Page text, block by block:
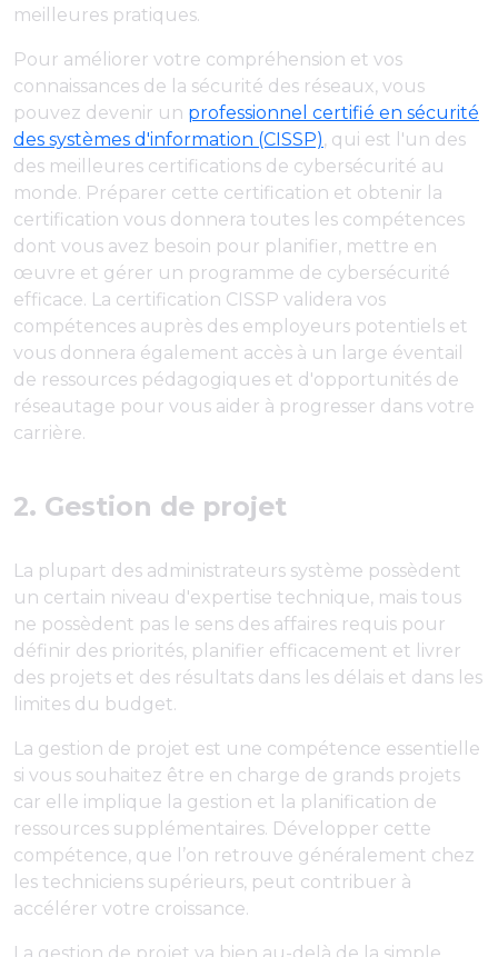
meilleures pratiques.
Pour améliorer votre compréhension et vos
connaissances de la sécurité des réseaux, vous
pouvez devenir un professionnel certifié en sécurité
des systèmes d'information (CISSP), qui est l'un des
des meilleures certifications de cybersécurité au
monde. Préparer cette certification et obtenir la
certification vous donnera toutes les compétences
dont vous avez besoin pour planifier, mettre en
œuvre et gérer un programme de cybersécurité
efficace. La certification CISSP validera vos
compétences auprès des employeurs potentiels et
vous donnera également accès à un large éventail
de ressources pédagogiques et d'opportunités de
réseautage pour vous aider à progresser dans votre
carrière.
2. Gestion de projet
La plupart des administrateurs système possèdent
un certain niveau d'expertise technique, mais tous
ne possèdent pas le sens des affaires requis pour
définir des priorités, planifier efficacement et livrer
des projets et des résultats dans les délais et dans les
limites du budget.
La gestion de projet est une compétence essentielle
si vous souhaitez être en charge de grands projets
car elle implique la gestion et la planification de
ressources supplémentaires. Développer cette
compétence, que l’on retrouve généralement chez
les techniciens supérieurs, peut contribuer à
accélérer votre croissance.